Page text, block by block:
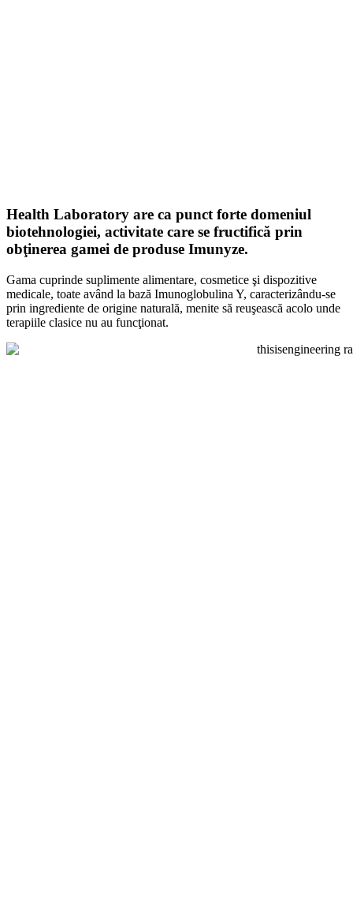
Health Laboratory are ca punct forte domeniul
biotehnologiei, activitate care se fructifică prin
obţinerea gamei de produse Imunyze.
Gama cuprinde suplimente alimentare, cosmetice şi dispozitive
medicale, toate având la bază Imunoglobulina Y, caracterizându-se
prin ingrediente de origine naturală, menite să reuşească acolo unde
terapiile clasice nu au funcţionat.